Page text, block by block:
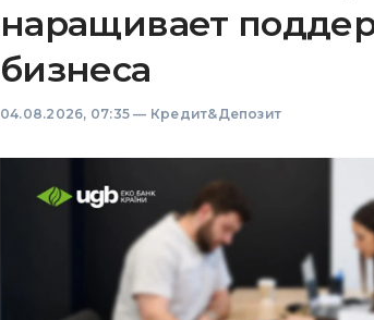
наращивает
бизнеса
04.08.2026, 07:35 — Кредит&Депозит